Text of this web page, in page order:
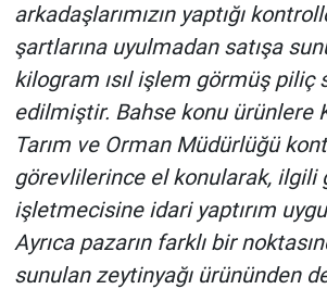
arkadaşlarımızın yaptığı
şartlarına uyulmadan satışa
kilogram ısıl işlem görmüş piliç
edilmiştir. Bahse konu ürünlere
Tarım ve Orman Müdürlüğü
görevlilerince el konularak, ilgili
işletmecisine idari yaptırım
Ayrıca pazarın farklı bir
sunulan zeytinyağı ürününden